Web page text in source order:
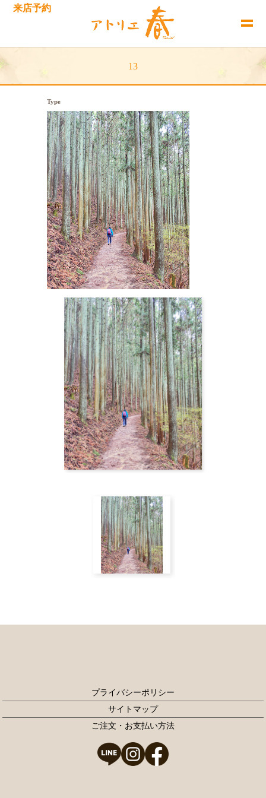
来店予約
13
Type
プライバシーポリシー
サイトマップ
ご注文・お支払い方法